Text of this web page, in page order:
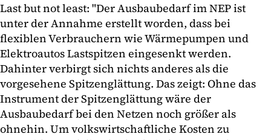
Last but not least: "Der Ausbaubedarf im NEP ist
unter der Annahme erstellt worden, dass bei
flexiblen Verbrauchern wie Wärmepumpen und
Elektroautos Lastspitzen eingesenkt werden.
Dahinter verbirgt sich nichts anderes als die
vorgesehene Spitzenglättung. Das zeigt: Ohne das
Instrument der Spitzenglättung wäre der
Ausbaubedarf bei den Netzen noch größer als
ohnehin. Um volkswirtschaftliche Kosten zu